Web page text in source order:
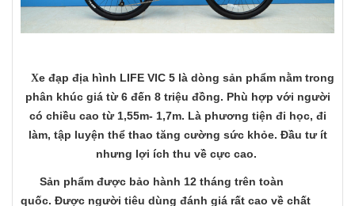
Xe đạp địa hình LIFE VIC 5 là dòng sản phẩm nằm trong
phân khúc giá từ 6 đến 8 triệu đồng. Phù hợp với người
có chiều cao từ 1,55m- 1,7m. Là phương tiện đi học, đi
làm, tập luyện thể thao tăng cường sức khỏe. Đầu tư ít
nhưng lợi ích thu về cực cao.
Sản phẩm được bảo hành 12 tháng trên toàn
quốc. Được người tiêu dùng đánh giá rất cao về chất